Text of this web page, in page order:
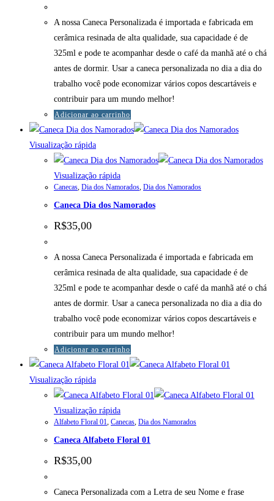
A nossa Caneca Personalizada é importada e fabricada em
cerâmica resinada de alta qualidade, sua capacidade é de
325ml e pode te acompanhar desde o café da manhã até o chá
antes de dormir. Usar a caneca personalizada no dia a dia do
trabalho você pode economizar vários copos descartáveis e
contribuir para um mundo melhor!
Adicionar ao carrinho
Visualização rápida
Visualização rápida
Canecas Dia dos Namorados Dia dos Namorados
Caneca Dia dos Namorados
R$35,00
A nossa Caneca Personalizada é importada e fabricada em
cerâmica resinada de alta qualidade, sua capacidade é de
325ml e pode te acompanhar desde o café da manhã até o chá
antes de dormir. Usar a caneca personalizada no dia a dia do
trabalho você pode economizar vários copos descartáveis e
contribuir para um mundo melhor!
Adicionar ao carrinho
Visualização rápida
Visualização rápida
Alfabeto Floral 01, Canecas, Dia dos Namorados
Caneca Alfabeto Floral 01
R$35,00
Caneca Personalizada com a Letra de seu Nome e frase